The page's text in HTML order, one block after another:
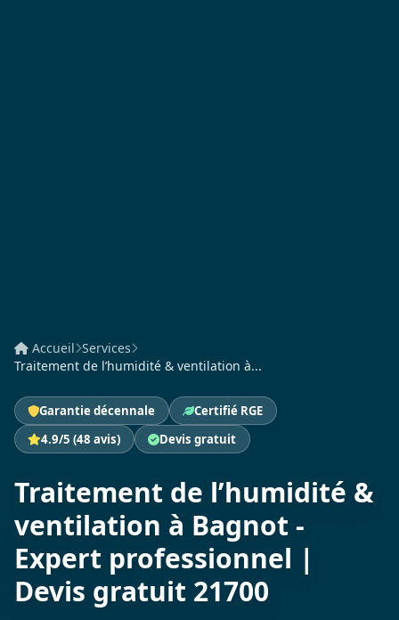
Accueil Services
Traitement de l’humidité & ventilation à...
Garantie décennale
Certifié RGE
4.9/5 (48 avis)
Devis gratuit
Traitement de l’humidité &
ventilation à Bagnot -
Expert professionnel |
Devis gratuit 21700